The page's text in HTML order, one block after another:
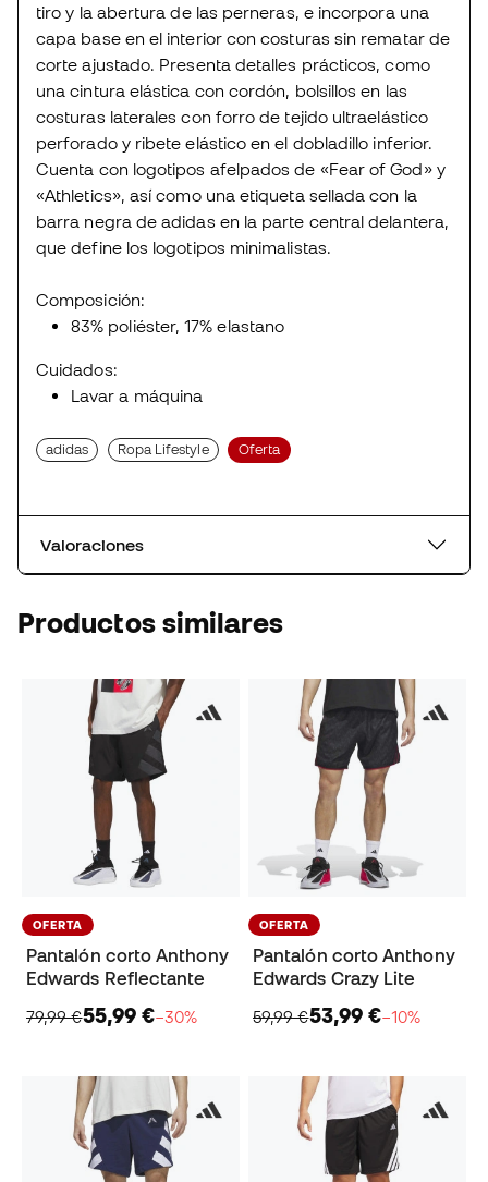
tiro y la abertura de las perneras, e incorpora una
capa base en el interior con costuras sin rematar de
corte ajustado. Presenta detalles prácticos, como
una cintura elástica con cordón, bolsillos en las
costuras laterales con forro de tejido ultraelástico
perforado y ribete elástico en el dobladillo inferior.
Cuenta con logotipos afelpados de «Fear of God» y
«Athletics», así como una etiqueta sellada con la
barra negra de adidas en la parte central delantera,
que define los logotipos minimalistas.
Composición:
83% poliéster, 17% elastano
Cuidados:
Lavar a máquina
adidas Ropa Lifestyle Oferta
Valoraciones
Productos similares
OFERTA
Pantalón corto Anthony
Edwards Reflectante
79,99 €55,99 €−30%
OFERTA
Pantalón corto Anthony
Edwards Crazy Lite
59,99 €53,99 €−10%